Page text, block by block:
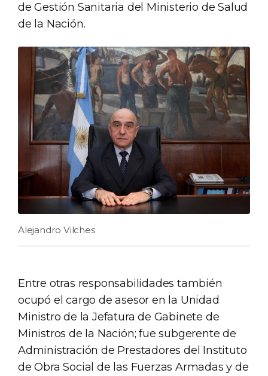
de Gestión Sanitaria del Ministerio de Salud
de la Nación.
Alejandro Vilches
Entre otras responsabilidades también
ocupó el cargo de asesor en la Unidad
Ministro de la Jefatura de Gabinete de
Ministros de la Nación; fue subgerente de
Administración de Prestadores del Instituto
de Obra Social de las Fuerzas Armadas y de